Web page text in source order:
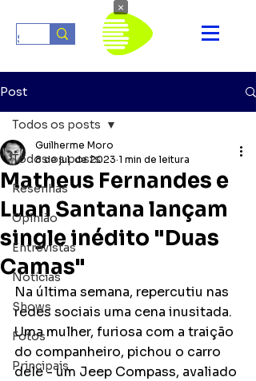
Post
Todos os posts
Resenhas
Opinião
Entrevistas
Notícias
Shows
Fotos
Principais
Todos os posts
Matheus Fernandes e
Luan Santana lançam
single inédito "Duas
Camas"
Guilherme Moro
8 de jul. de 2023 1 min de leitura
Na última semana, repercutiu nas
redes sociais uma cena inusitada.
Uma mulher, furiosa com a traição
do companheiro, pichou o carro
dele - um Jeep Compass, avaliado
×